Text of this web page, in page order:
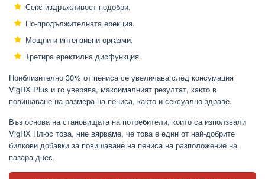
Секс издръжливост подобри.
По-продължителната ерекция.
Мощни и интензивни оргазми.
Третира еректилна дисфункция.
Приблизително 30% от пениса се увеличава след консумация
VigRX Plus и го уверява, максималният резултат, както в
повишаване на размера на пениса, както и сексуално здраве.
Въз основа на становищата на потребители, които са използвали
VigRX Плюс това, ние вярваме, че това е един от най-добрите
билкови добавки за повишаване на пениса на разположение на
пазара днес.